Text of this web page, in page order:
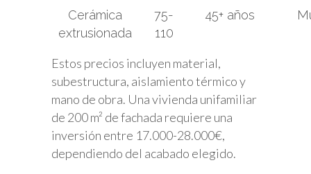
Cerámica
extrusionada
75-
110
45+ años
Estos precios incluyen material,
subestructura, aislamiento térmico y
mano de obra. Una vivienda unifamiliar
de 200 m² de fachada requiere una
inversión entre 17.000-28.000€,
dependiendo del acabado elegido.